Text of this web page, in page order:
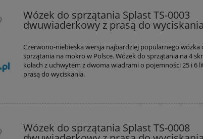
Wózek do sprzątania Splast TS-0003
dwuwiaderkowy z prasą do wyciskania
Czerwono-niebieska wersja najbardziej popularnego wózka
sprzątania na mokro w Polsce. Wózek do sprzątania na 4
kołach z uchwytem z dwoma wiadrami o pojemności 25 i 6
prasą do wyciskania.
Wózek do sprzątania Splast TS-0008